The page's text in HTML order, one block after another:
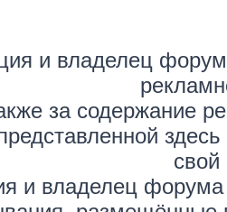
и владелец
за содержание
свой
и владелец форума